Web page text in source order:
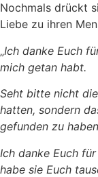
Nochmals drückt
Liebe zu ihren
„Ich danke Euch
mich getan habt.
Seht bitte nicht
hatten, sondern
gefunden zu
Ich danke Euch
habe sie Euch